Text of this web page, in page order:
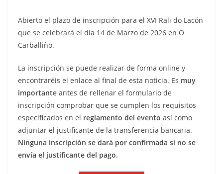
Abierto el plazo de inscripción para el XVI Rali do Lacón
que se celebrará el día 14 de Marzo de 2026 en O
Carballiño.
La inscripción se puede realizar de forma online y
encontraréis el enlace al final de esta noticia. Es muy
importante antes de rellenar el formulario de
inscripción comprobar que se cumplen los requisitos
especificados en el reglamento del evento así como
adjuntar el justificante de la transferencia bancaria.
Ninguna inscripción se dará por confirmada si no se
envía el justificante del pago.